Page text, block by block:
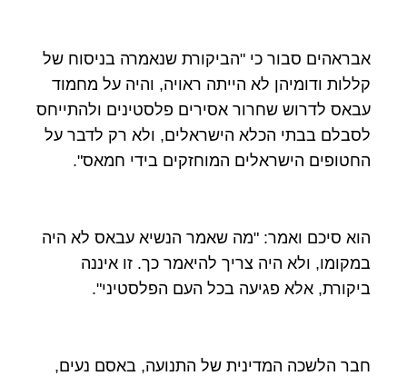
אבראהים סבור כי "הביקורת שנאמרה בניסוח של
קללות ודומיהן לא הייתה ראויה, והיה על מחמוד
עבאס לדרוש שחרור אסירים פלסטינים ולהתייחס
לסבלם בבתי הכלא הישראלים, ולא רק לדבר על
החטופים הישראלים המוחזקים בידי חמאס".
הוא סיכם ואמר: "מה שאמר הנשיא עבאס לא היה
במקומו, ולא היה צריך להיאמר כך. זו איננה
ביקורת, אלא פגיעה בכל העם הפלסטיני".
חבר הלשכה המדינית של התנועה, באסם נעים,